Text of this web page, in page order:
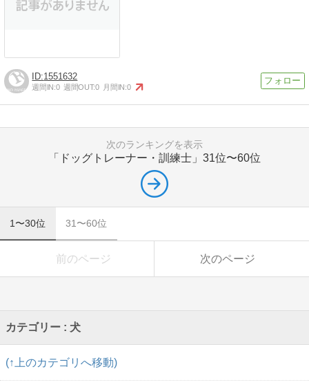
1551632
週間IN:0 週間OUT:0 月間IN:0
次のランキングを表示
「ドッグトレーナー・訓練士」 31位〜60位
1〜30位 31〜60位
前のページ 次のページ
カテゴリー : 犬
(↑上のカテゴリへ移動)